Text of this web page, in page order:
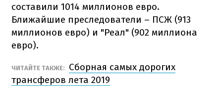
составили 1014 миллионов евро.
Ближайшие преследователи – ПСЖ (913
миллионов евро) и "Реал" (902 миллиона
евро).
ЧИТАЙТЕ ТАКЖЕ:
Сборная самых дорогих
трансферов лета 2019